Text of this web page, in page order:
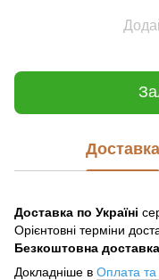
Доставка
Доставка по Україні
Орієнтовні терміни
Безкоштовна
Докладніше в Оплата та